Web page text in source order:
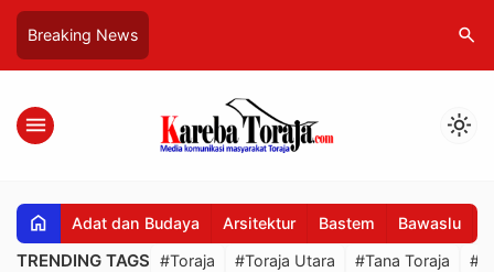
Breaking News search
menu light_mode
home Adat dan Budaya Arsitektur Bastem Bawaslu
TRENDING TAGS #Toraja #Toraja Utara #Tana Toraja